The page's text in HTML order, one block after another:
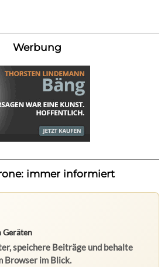
Werbung
immer informiert
Geräten
speichere Beiträge und behalte
Browser im Blick.